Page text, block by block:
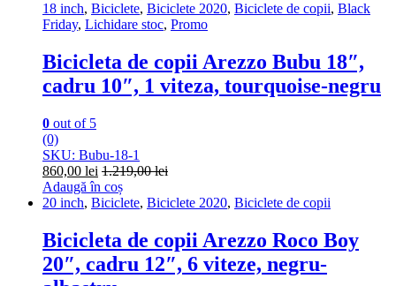
18 inch, Biciclete, Biciclete 2020, Biciclete de copii, Black
Friday, Lichidare stoc, Promo
Bicicleta de copii Arezzo Bubu 18″,
cadru 10″, 1 viteza, tourquoise-negru
0 out of 5
(0)
SKU: Bubu-18-1
860,00 lei 1.219,00lei
Adaugă în coș
20 inch, Biciclete, Biciclete 2020, Biciclete de copii
Bicicleta de copii Arezzo Roco Boy
20″, cadru 12″, 6 viteze, negru-